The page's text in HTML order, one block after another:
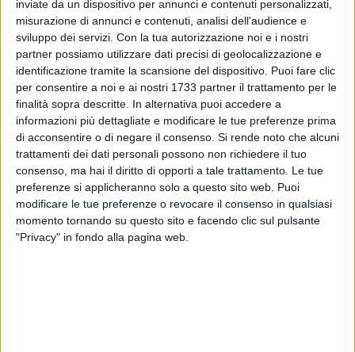
inviate da un dispositivo per annunci e contenuti personalizzati,
misurazione di annunci e contenuti, analisi dell'audience e
sviluppo dei servizi. Con la tua autorizzazione noi e i nostri
partner possiamo utilizzare dati precisi di geolocalizzazione e
identificazione tramite la scansione del dispositivo. Puoi fare clic
per consentire a noi e ai nostri 1733 partner il trattamento per le
finalità sopra descritte. In alternativa puoi accedere a
informazioni più dettagliate e modificare le tue preferenze prima
di acconsentire o di negare il consenso. Si rende noto che alcuni
trattamenti dei dati personali possono non richiedere il tuo
consenso, ma hai il diritto di opporti a tale trattamento. Le tue
preferenze si applicheranno solo a questo sito web. Puoi
modificare le tue preferenze o revocare il consenso in qualsiasi
momento tornando su questo sito e facendo clic sul pulsante
"Privacy" in fondo alla pagina web.
Gesù. Mentre nel Rione Casalnuovo sarà riprodotta la grotta
di Betlemme ed una stella cometa di 4 metri di diametro. Lo
sfondo di luci sull'altopiano della murgia farà da contorno
allo spettacolo cristologico.
Una manifestazione di grande rilevanza anche per i
numerosi enti pubblici e privati che compartecipano alla sua
realizzazione. Infatti lo spettacolo è promosso dal Comune
di Matera, dalla Regione Basilicata, dalla Provincia di
Matera, da ATP Basilicata e organizzato dall'Ente Parco
Murgia, dal Consorzio Albergatori Materani, Confapi Matera,
Confesercenti, Convention Tourism Matera, CNA,
Confindustria Basilicata e Alleanza delle Cooperative